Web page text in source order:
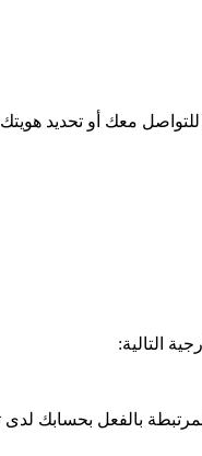
للتواصل معك أو تحديد
التالية:
بالفعل بحسابك لدى